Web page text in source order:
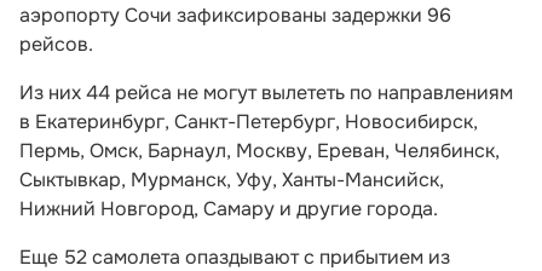
аэропорту Сочи зафиксированы задержки 96
рейсов.
Из них 44 рейса не могут вылететь по направлениям
в Екатеринбург, Санкт-Петербург, Новосибирск,
Пермь, Омск, Барнаул, Москву, Ереван, Челябинск,
Сыктывкар, Мурманск, Уфу, Ханты-Мансийск,
Нижний Новгород, Самару и другие города.
Еще 52 самолета опаздывают с прибытием из